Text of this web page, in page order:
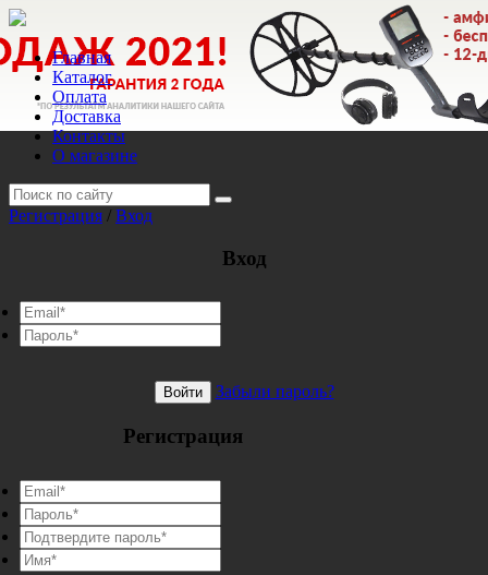
Главная
Каталог
Оплата
Доставка
Контакты
О магазине
Регистрация / Вход
Вход
Войти Забыли пароль?
Регистрация